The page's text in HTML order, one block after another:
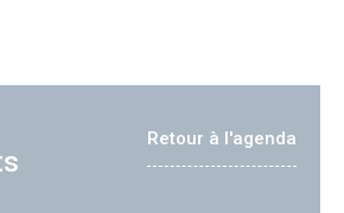
Retour à l'agenda